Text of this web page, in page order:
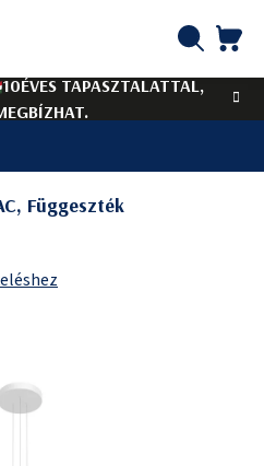
10ÉVES TAPASZTALATTAL,
Függeszték